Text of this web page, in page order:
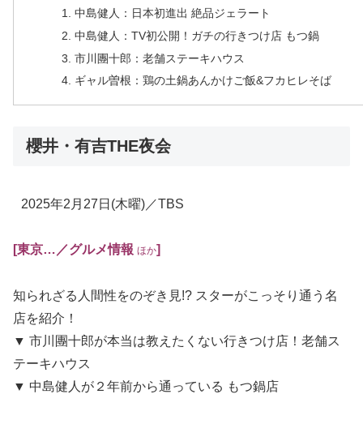
中島健人：日本初進出 絶品ジェラート
中島健人：TV初公開！ガチの行きつけ店 もつ鍋
市川團十郎：老舗ステーキハウス
ギャル曽根：鶏の土鍋あんかけご飯&フカヒレそば
櫻井・有吉THE夜会
2025年2月27日 (木曜) ／TBS
[東京…／グルメ情報 ほか]
知られざる人間性をのぞき見!? スターがこっそり通う名
店を紹介！
▼ 市川團十郎が本当は教えたくない行きつけ店！老舗ス
テーキハウス
▼ 中島健人が２年前から通っている もつ鍋店